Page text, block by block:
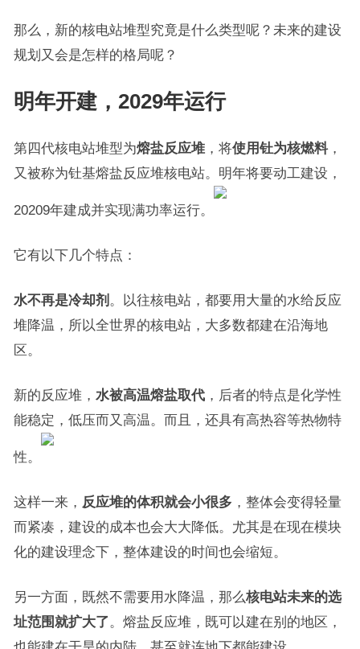
那么，新的核电站堆型究竟是什么类型呢？未来的建设
规划又会是怎样的格局呢？
明年开建，2029年运行
第四代核电站堆型为熔盐反应堆，将使用钍为核燃料，
又被称为钍基熔盐反应堆核电站。明年将要动工建设，
20209年建成并实现满功率运行。
它有以下几个特点：
水不再是冷却剂 。以往核电站，都要用大量的水给反应
堆降温，所以全世界的核电站，大多数都建在沿海地
区。
新的反应堆， 水被高温熔盐取代，后者的特点是化学性
能稳定，低压而又高温。而且，还具有高热容等热物特
性。
这样一来， 反应堆的体积就会小很多 ，整体会变得轻量
而紧凑，建设的成本也会大大降低。尤其是在现在模块
化的建设理念下，整体建设的时间也会缩短。
另一方面，既然不需要用水降温，那么核电站未来的选
址范围就扩大了 。熔盐反应堆，既可以建在别的地区，